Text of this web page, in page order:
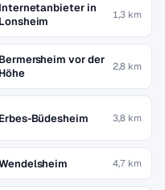
Internetanbieter in
Lonsheim
1,3 km
Bermersheim vor der
Höhe
2,8 km
Erbes-Büdesheim 3,8 km
4,7 km